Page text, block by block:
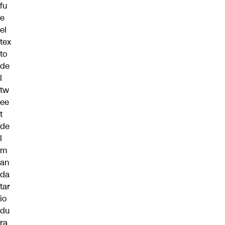
fu
e
el
tex
to
de
l
tw
ee
t
de
l
m
an
da
tar
io
du
ra